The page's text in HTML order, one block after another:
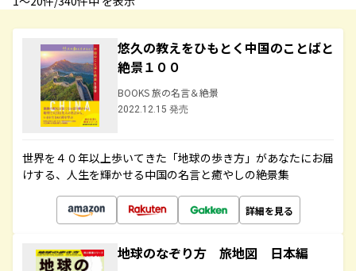
悠久の教えをひもとく中国のことばと
絶景１００
BOOKS 旅の名言＆絶景
2022.12.15 発売
世界を４０年以上歩いてきた「地球の歩き方」があなたにお届
けする、人生を輝かせる中国の名言と癒やしの絶景集
詳細を見る
地球のなぞり方 旅地図 日本編